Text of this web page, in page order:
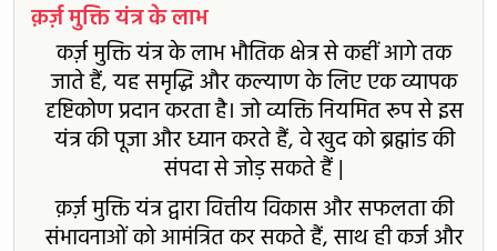
क़र्ज़ मुक्ति यंत्र के लाभ
कर्ज़ मुक्ति यंत्र के लाभ भौतिक क्षेत्र से कहीं आगे तक
जाते हैं, यह समृद्धि और कल्याण के लिए एक व्यापक
दृष्टिकोण प्रदान करता है। जो व्यक्ति नियमित रूप से इस
यंत्र की पूजा और ध्यान करते हैं, वे खुद को ब्रह्मांड की
संपदा से जोड़ सकते हैं |
क़र्ज़ मुक्ति यंत्र द्वारा वित्तीय विकास और सफलता की
संभावनाओं को आमंत्रित कर सकते हैं, साथ ही कर्ज और